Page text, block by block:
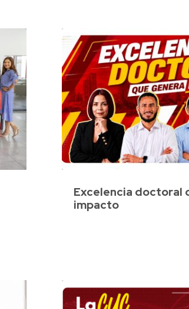
Excelencia doctoral
impacto